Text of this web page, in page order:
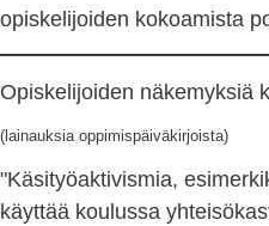
opiskelijoiden kokoamista
Opiskelijoiden näkemyksiä
(lainauksia oppimispäiväkirjoista)
"Käsityöaktivismia,
käyttää koulussa